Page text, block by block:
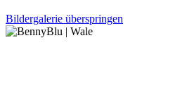
Bildergalerie überspringen